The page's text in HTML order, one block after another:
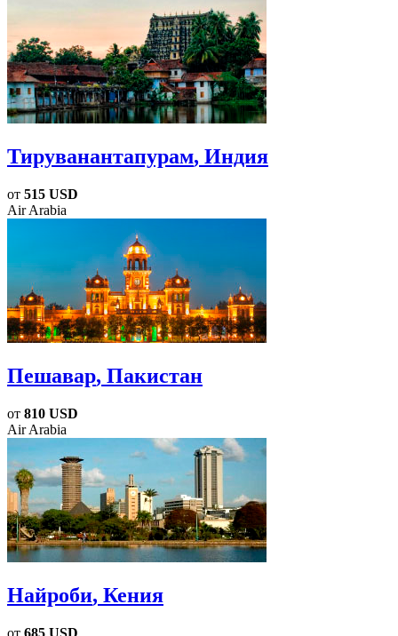
Тируванантапурам, Индия
от 515 USD
Air Arabia
Пешавар, Пакистан
от 810 USD
Air Arabia
Найроби, Кения
от 685 USD